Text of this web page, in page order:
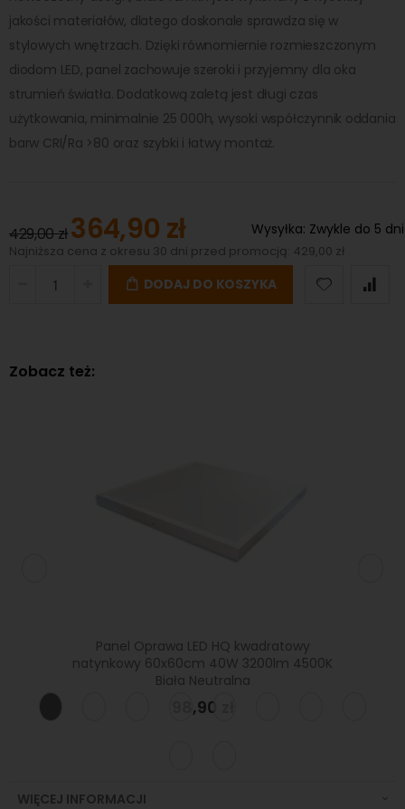
jakości materiałów, dlatego doskonale sprawdza się w
stylowych wnętrzach. Dzięki równomiernie rozmieszczonym
diodom LED, panel zachowuje szeroki i przyjemny dla oka
strumień światła. Dodatkową zaletą jest długi czas
użytkowania, minimalnie 25 000h, wysoki współczynnik oddania
barw CRI/Ra >80 oraz szybki i łatwy montaż.
429,00 zł Special
Price
364,90 zł Wysyłka: Zwykle do 5 dni
Najniższa cena z okresu 30 dni przed promocją: 429,00 zł
DODAJ DO KOSZYKA
Zobacz też:
Panel Oprawa LED HQ kwadratowy
natynkowy 60x60cm 40W 3200lm 4500K
Biała Neutralna
98,90 zł
WIĘCEJ INFORMACJI